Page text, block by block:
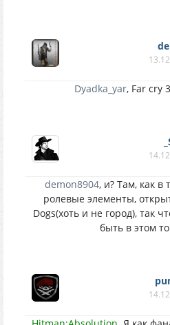
Dyadka_yar, Far cry
demon8904, и? Там, как в
ролевые элементы,
Dogs(хоть и не город), так
быть в этом